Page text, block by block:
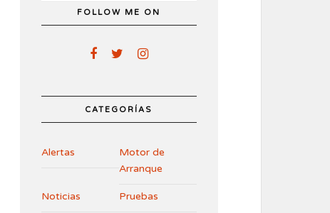
FOLLOW ME ON
CATEGORÍAS
Alertas
Motor de
Arranque
Noticias Pruebas